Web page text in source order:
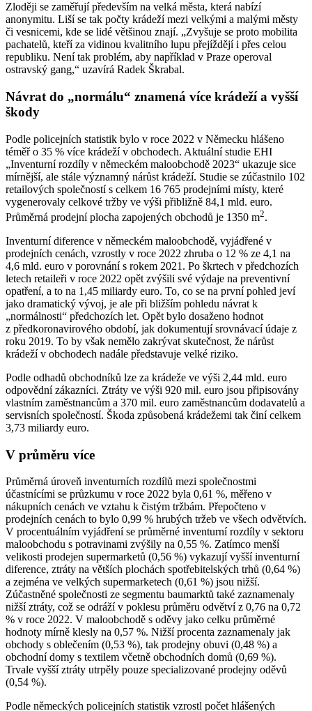
Zloději se zaměřují především na velká města, která nabízí
anonymitu. Liší se tak počty krádeží mezi velkými a malými městy
či vesnicemi, kde se lidé většinou znají. „Zvyšuje se proto mobilita
pachatelů, kteří za vidinou kvalitního lupu přejíždějí i přes celou
republiku. Není tak problém, aby například v Praze operoval
ostravský gang,“ uzavírá Radek Škrabal.
Návrat do „normálu“ znamená více krádeží a vyšší
škody
Podle policejních statistik bylo v roce 2022 v Německu hlášeno
téměř o 35 % více krádeží v obchodech. Aktuální studie EHI
„Inventurní rozdíly v německém maloobchodě 2023“ ukazuje sice
mírnější, ale stále významný nárůst krádeží. Studie se zúčastnilo 102
retailových společností s celkem 16 765 prodejními místy, které
vygenerovaly celkové tržby ve výši přibližně 84,1 mld. euro.
Průměrná prodejní plocha zapojených obchodů je 1350 m2.
Inventurní diference v německém maloobchodě, vyjádřené v
prodejních cenách, vzrostly v roce 2022 zhruba o 12 % ze 4,1 na
4,6 mld. euro v porovnání s rokem 2021. Po škrtech v předchozích
letech retaileři v roce 2022 opět zvýšili své výdaje na preventivní
opatření, a to na 1,45 miliardy euro. To, co se na první pohled jeví
jako dramatický vývoj, je ale při bližším pohledu návrat k
„normálnosti“ předchozích let. Opět bylo dosaženo hodnot
z předkoronavirového období, jak dokumentují srovnávací údaje z
roku 2019. To by však nemělo zakrývat skutečnost, že nárůst
krádeží v obchodech nadále představuje velké riziko.
Podle odhadů obchodníků lze za krádeže ve výši 2,44 mld. euro
odpovědní zákazníci. Ztráty ve výši 920 mil. euro jsou připisovány
vlastním zaměstnancům a 370 mil. euro zaměstnancům dodavatelů a
servisních společností. Škoda způsobená krádežemi tak činí celkem
3,73 miliardy euro.
V průměru více
Průměrná úroveň inventurních rozdílů mezi společnostmi
účastnícími se průzkumu v roce 2022 byla 0,61 %, měřeno v
nákupních cenách ve vztahu k čistým tržbám. Přepočteno v
prodejních cenách to bylo 0,99 % hrubých tržeb ve všech odvětvích.
V procentuálním vyjádření se průměrné inventurní rozdíly v sektoru
maloobchodu s potravinami zvýšily na 0,55 %. Zatímco menší
velikosti prodejen supermarketů (0,56 %) vykazují vyšší inventurní
diference, ztráty na větších plochách spotřebitelských trhů (0,64 %)
a zejména ve velkých supermarketech (0,61 %) jsou nižší.
Zúčastněné společnosti ze segmentu baumarktů také zaznamenaly
nižší ztráty, což se odráží v poklesu průměru odvětví z 0,76 na 0,72
% v roce 2022. V maloobchodě s oděvy jako celku průměrné
hodnoty mírně klesly na 0,57 %. Nižší procenta zaznamenaly jak
obchody s oblečením (0,53 %), tak prodejny obuvi (0,48 %) a
obchodní domy s textilem včetně obchodních domů (0,69 %).
Trvale vyšší ztráty utrpěly pouze specializované prodejny oděvů
(0,54 %).
Podle německých policejních statistik vzrostl počet hlášených